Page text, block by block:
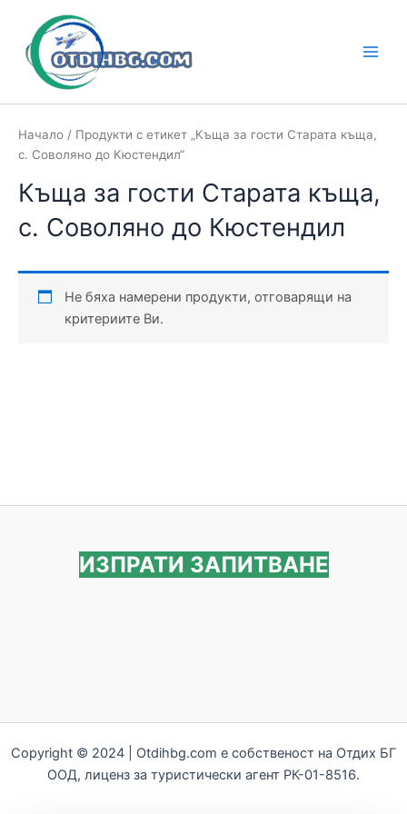
content
Начало / Продукти с етикет „Къща за гости Старата къща,
с. Соволяно до Кюстендил“
Къща за гости Старата къща,
с. Соволяно до Кюстендил
Не бяха намерени продукти, отговарящи на
критериите Ви.
ИЗПРАТИ ЗАПИТВАНЕ
Copyright © 2024 | Otdihbg.com e собственост на Отдих БГ
ООД, лиценз за туристически агент РК-01-8516.